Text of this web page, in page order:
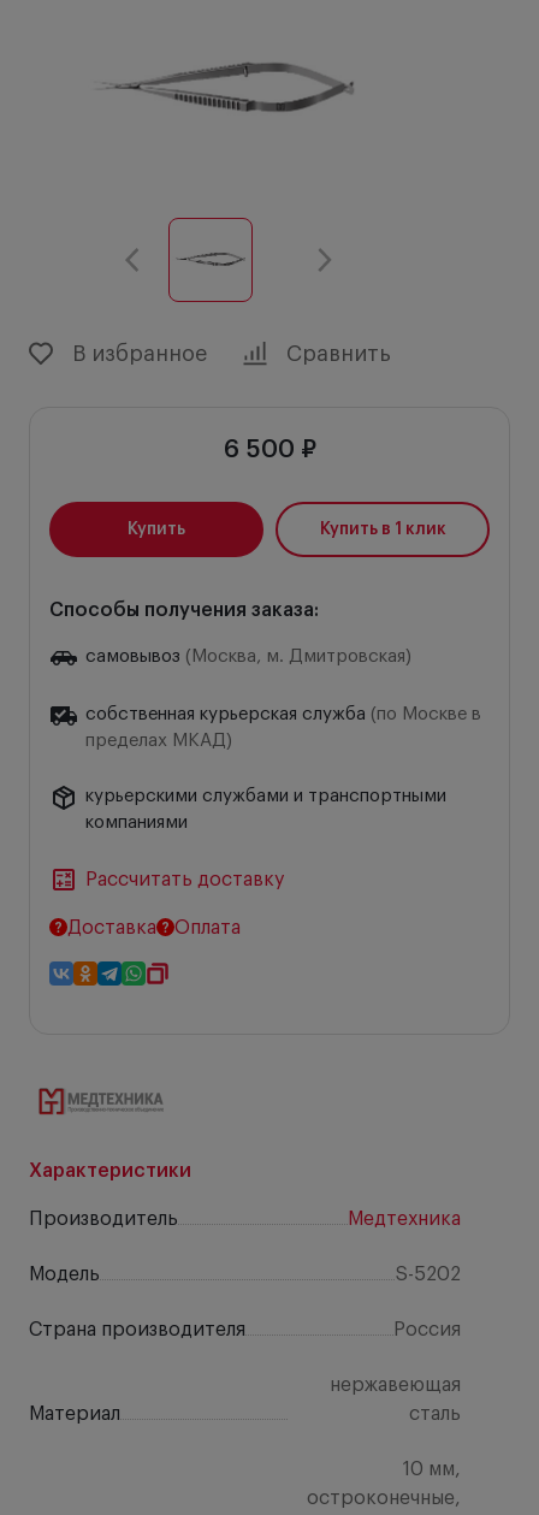
В избранное Сравнить
Характеристики
Производитель Медтехника
Модель S-5202
Страна производителя Россия
Материал
нержавеющая
сталь
10 мм,
остроконечные,
6 500 ₽
Купить Купить в 1 клик
Способы получения заказа:
самовывоз (Москва, м. Дмитровская)
собственная курьерская служба (по Москве в
пределах МКАД)
курьерскими службами и транспортными
компаниями
Рассчитать доставку
Доставка Оплата